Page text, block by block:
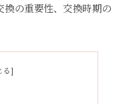
換の重要性、交換時期の